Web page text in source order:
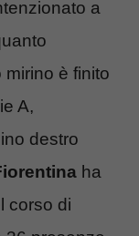
a
mirino è finito
A,
destro
ha
corso di